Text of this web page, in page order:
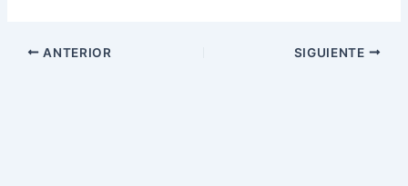
ANTERIOR SIGUIENTE